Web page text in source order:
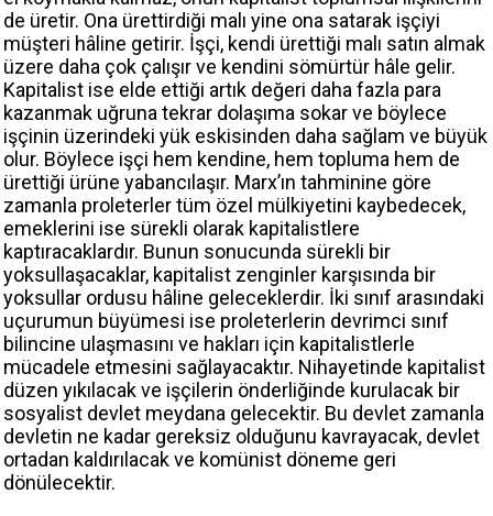
de üretir. Ona ürettirdiği malı yine ona satarak işçiyi
müşteri hâline getirir. İşçi, kendi ürettiği malı satın almak
üzere daha çok çalışır ve kendini sömürtür hâle gelir.
Kapitalist ise elde ettiği artık değeri daha fazla para
kazanmak uğruna tekrar dolaşıma sokar ve böylece
işçinin üzerindeki yük eskisinden daha sağlam ve büyük
olur. Böylece işçi hem kendine, hem topluma hem de
ürettiği ürüne yabancılaşır. Marx’ın tahminine göre
zamanla proleterler tüm özel mülkiyetini kaybedecek,
emeklerini ise sürekli olarak kapitalistlere
kaptıracaklardır. Bunun sonucunda sürekli bir
yoksullaşacaklar, kapitalist zenginler karşısında bir
yoksullar ordusu hâline geleceklerdir. İki sınıf arasındaki
uçurumun büyümesi ise proleterlerin devrimci sınıf
bilincine ulaşmasını ve hakları için kapitalistlerle
mücadele etmesini sağlayacaktır. Nihayetinde kapitalist
düzen yıkılacak ve işçilerin önderliğinde kurulacak bir
sosyalist devlet meydana gelecektir. Bu devlet zamanla
devletin ne kadar gereksiz olduğunu kavrayacak, devlet
ortadan kaldırılacak ve komünist döneme geri
dönülecektir.